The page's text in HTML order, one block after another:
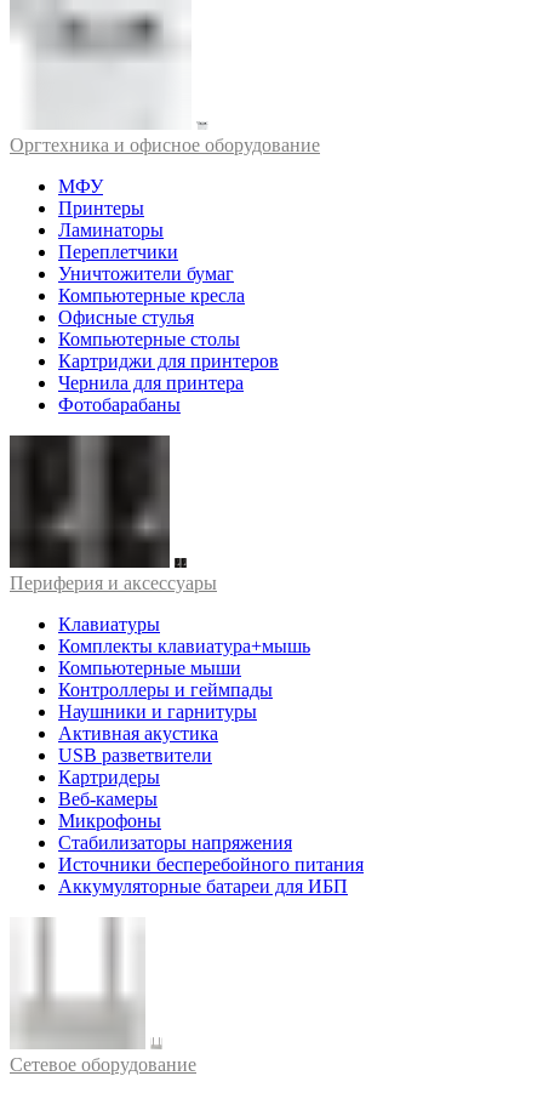
Оргтехника и офисное оборудование
МФУ
Принтеры
Ламинаторы
Переплетчики
Уничтожители бумаг
Компьютерные кресла
Офисные стулья
Компьютерные столы
Картриджи для принтеров
Чернила для принтера
Фотобарабаны
Периферия и аксессуары
Клавиатуры
Комплекты клавиатура+мышь
Компьютерные мыши
Контроллеры и геймпады
Наушники и гарнитуры
Активная акустика
USB разветвители
Картридеры
Веб-камеры
Микрофоны
Стабилизаторы напряжения
Источники бесперебойного питания
Аккумуляторные батареи для ИБП
Cетевое оборудование